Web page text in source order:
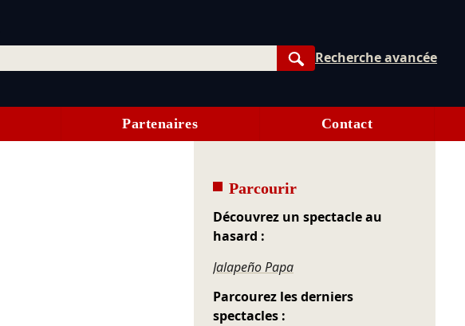
Rechercher
Recherche avancée
Partenaires Contact
Parcourir
Découvrez un spectacle au
hasard :
Jalapeño Papa
Parcourez les derniers
spectacles :